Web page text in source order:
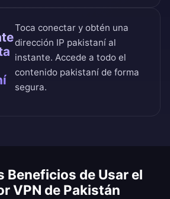
Toca conectar y obtén una
dirección IP pakistaní al
instante. Accede a todo el
contenido pakistaní de forma
segura.
Beneficios de Usar el
VPN de Pakistán